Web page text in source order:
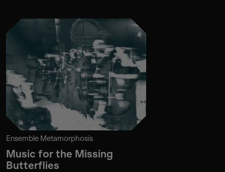
Ensemble Metamorphosis
Music for the Missing
Butterflies